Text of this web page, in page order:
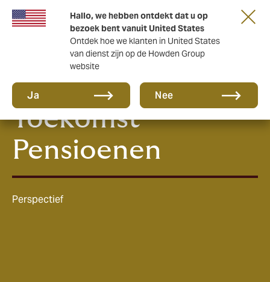
Hallo, we hebben ontdekt dat u op
bezoek bent vanuit United States
Ontdek hoe we klanten in United States
van dienst zijn op de Howden Group
website
Ja Nee
E-paper Wet
Toekomst
Pensioenen
Perspectief